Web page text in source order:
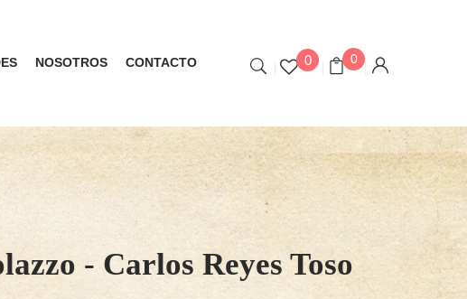
NOSOTROS CONTACTO 0 0
- Carlos Reyes Toso